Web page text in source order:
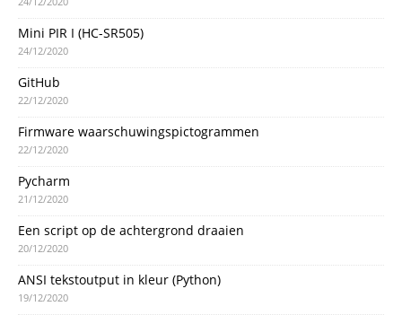
Mini PIR I (HC-SR505)
24/12/2020
GitHub
22/12/2020
Firmware waarschuwingspictogrammen
22/12/2020
Pycharm
21/12/2020
Een script op de achtergrond draaien
20/12/2020
ANSI tekstoutput in kleur (Python)
19/12/2020